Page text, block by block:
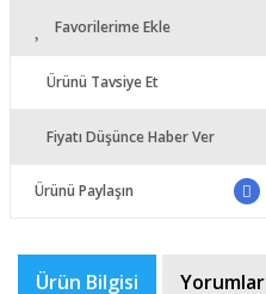
Favorilerime Ekle
Ürünü Tavsiye Et
Fiyatı Düşünce Haber Ver
Ürünü Paylaşın
Ürün Bilgisi Yorumlar